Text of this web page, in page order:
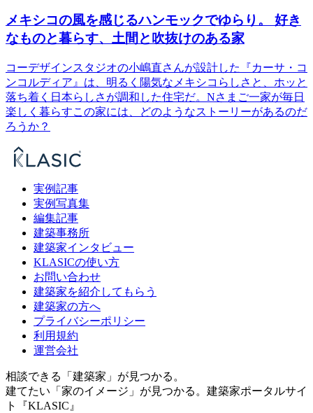
メキシコの風を感じるハンモックでゆらり。 好き
なものと暮らす、土間と吹抜けのある家
コーデザインスタジオの小嶋直さんが設計した『カーサ・コ
ンコルディア』は、明るく陽気なメキシコらしさと、ホッと
落ち着く日本らしさが調和した住宅だ。Nさまご一家が毎日
楽しく暮らすこの家には、どのようなストーリーがあるのだ
ろうか？
実例記事
実例写真集
編集記事
建築事務所
建築家インタビュー
KLASICの使い方
お問い合わせ
建築家を紹介してもらう
建築家の方へ
プライバシーポリシー
利用規約
運営会社
相談できる「建築家」が見つかる。
建てたい「家のイメージ」が見つかる。 建築家ポータルサイ
ト『KLASIC』